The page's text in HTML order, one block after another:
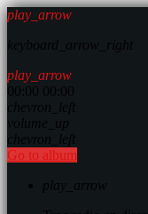
play_arrow
play_arrow
Go to album